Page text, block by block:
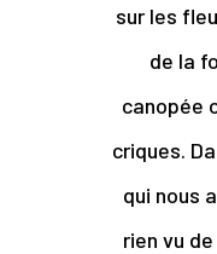
sur les
de la
canopée
criques.
qui nous
rien vu